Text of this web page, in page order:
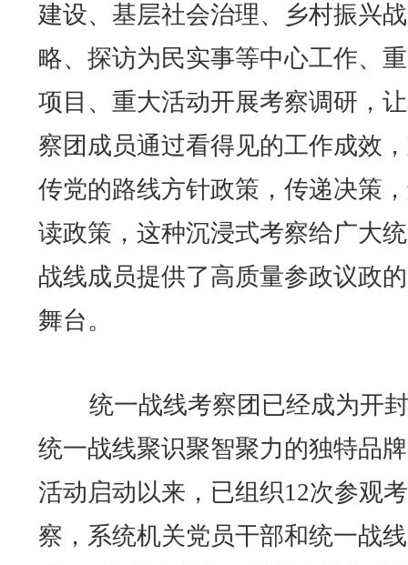
建设、基层社会治理、乡村振兴战
略、探访为民实事等中心工作、
项目、重大活动开展考察调研，
察团成员通过看得见的工作成效
传党的路线方针政策，传递决策
读政策，这种沉浸式考察给广大
战线成员提供了高质量参政议政
舞台。
统一战线考察团已经成为开
统一战线聚识聚智聚力的独特品
活动启动以来，已组织12次参观考
察，系统机关党员干部和统一战